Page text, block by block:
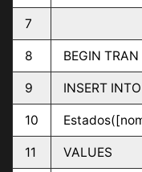
7
8 BEGIN TRAN
9 INSERT INTO
10
11 VALUES